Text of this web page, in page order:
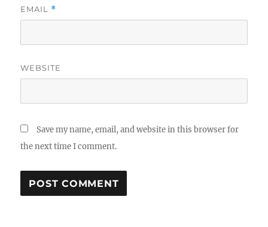
EMAIL *
WEBSITE
Save my name, email, and website in this browser for
the next time I comment.